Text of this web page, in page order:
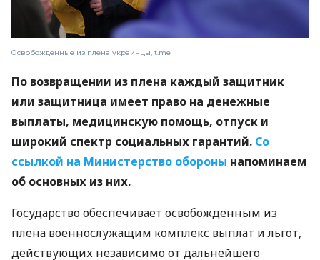
Освобожденные из плена украинцы, t.me
По возвращении из плена каждый защитник
или защитница имеет право на денежные
выплаты, медицинскую помощь, отпуск и
широкий спектр социальных гарантий. Со
ссылкой на Министерство обороны напоминаем
об основных из них.
Государство обеспечивает освобожденным из
плена военнослужащим комплекс выплат и льгот,
действующих независимо от дальнейшего